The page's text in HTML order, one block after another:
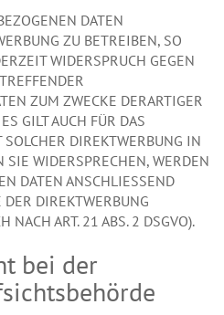
DATEN
ZU BETREIBEN, SO
WIDERSPRUCH GEGEN
ZUM ZWECKE DERARTIGER
GILT AUCH FÜR DAS
DIREKTWERBUNG IN
SIE WIDERSPRECHEN, WERDEN
DATEN ANSCHLIESSEND
DIREKTWERBUNG
NACH ART. 21 ABS. 2 DSGVO).
bei der